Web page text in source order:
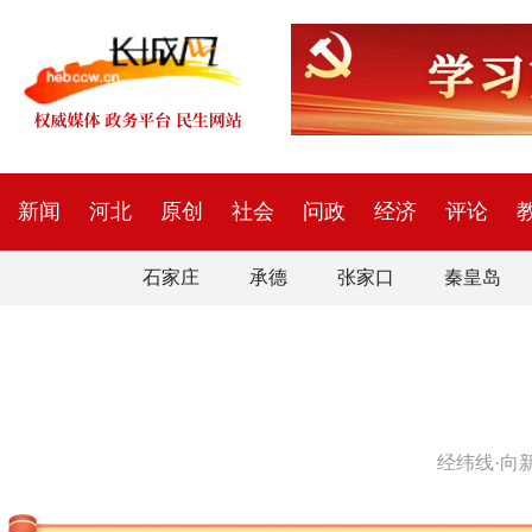
新闻 河北 原创 社会 问政 经济 评论
石家庄 承德 张家口 秦皇岛
经纬线·向